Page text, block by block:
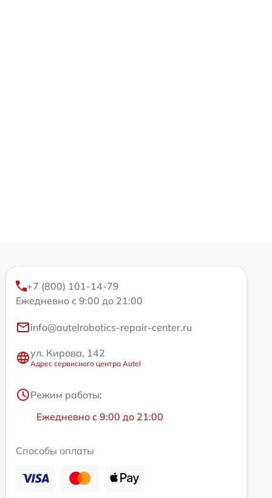
+7 (800) 101-14-79
Ежедневно с 9:00 до 21:00
info@autelrobotics-repair-center.ru
ул. Кирова, 142
Адрес сервисного центра Autel
Режим работы:
Ежедневно с 9:00 до 21:00
Способы оплаты